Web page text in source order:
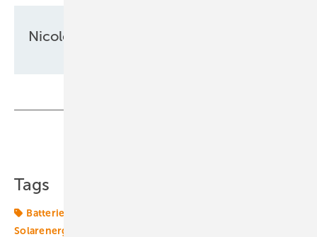
Nicole Weinhold
Tags
Batterie
Solarenergie